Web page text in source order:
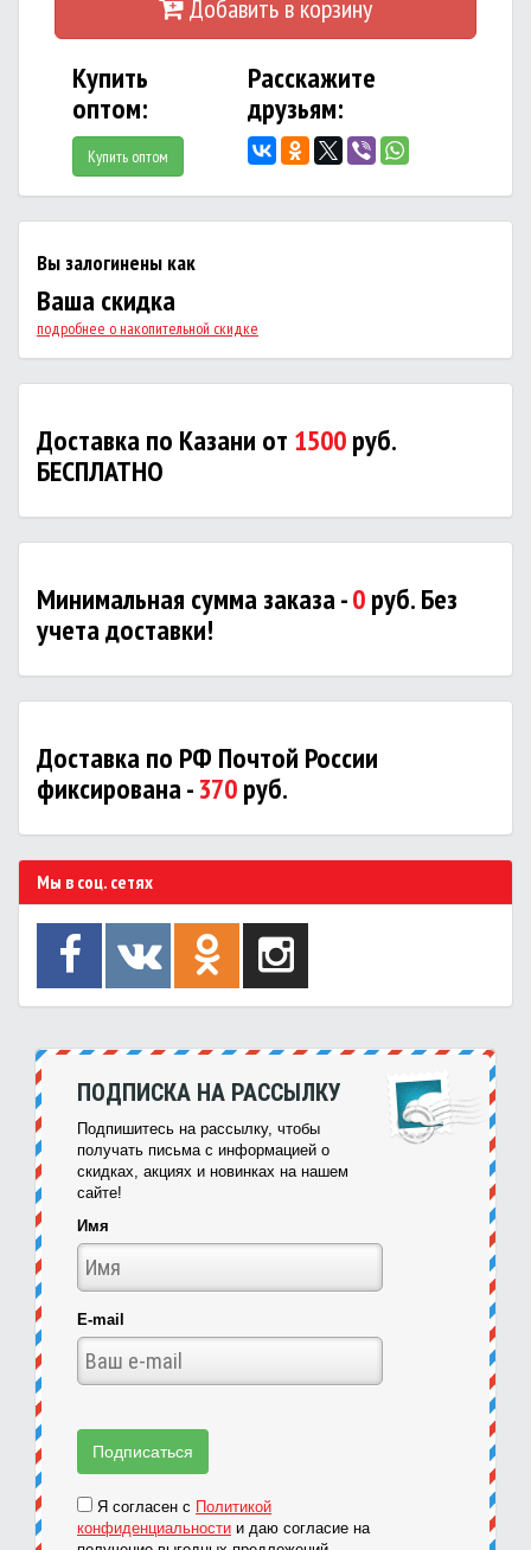
Добавить в корзину
Купить
оптом:
Купить оптом
Расскажите
друзьям:
Вы залогинены как
Ваша скидка
подробнее о накопительной скидке
Доставка по Казани от 1500руб.
БЕСПЛАТНО
Минимальная сумма заказа -0руб. Без
учета доставки!
Доставка по РФ Почтой России
фиксирована -370руб.
Мы в соц. сетях
ПОДПИСКА НА РАССЫЛКУ
Подпишитесь на рассылку, чтобы
получать письма с информацией о
скидках, акциях и новинках на нашем
сайте!
Имя
E-mail
Я согласен с Политикой
конфиденциальности и даю согласие на